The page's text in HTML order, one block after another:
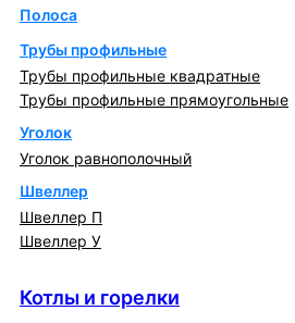
Полоса
Трубы профильные
Трубы профильные квадратные
Трубы профильные прямоугольные
Уголок
Уголок равнополочный
Швеллер
Швеллер П
Швеллер У
Котлы и горелки